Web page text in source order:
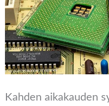
Kahden aikakauden